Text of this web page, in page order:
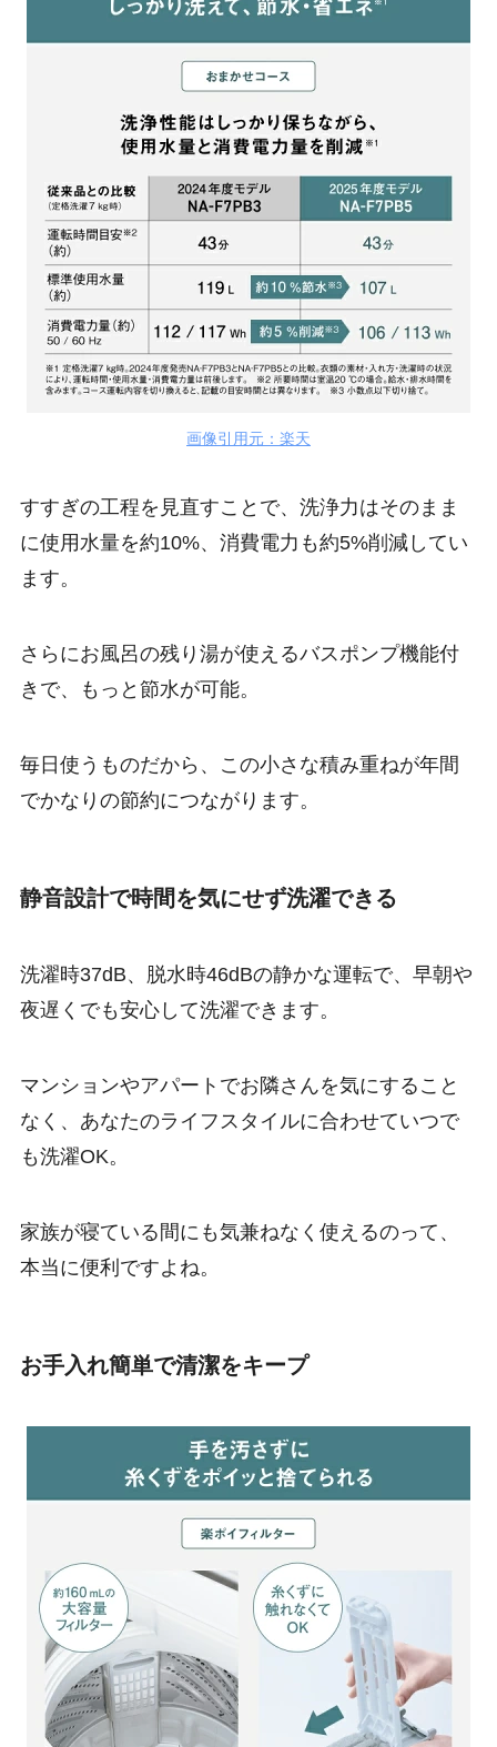
画像引用元：楽天
すすぎの工程を見直すことで、洗浄力はそのまま
に使用水量を約10%、消費電力も約5%削減してい
ます。
さらにお風呂の残り湯が使えるバスポンプ機能付
きで、もっと節水が可能。
毎日使うものだから、この小さな積み重ねが年間
でかなりの節約につながります。
静音設計で時間を気にせず洗濯できる
洗濯時37dB、脱水時46dBの静かな運転で、早朝や
夜遅くでも安心して洗濯できます。
マンションやアパートでお隣さんを気にすること
なく、あなたのライフスタイルに合わせていつで
も洗濯OK。
家族が寝ている間にも気兼ねなく使えるのって、
本当に便利ですよね。
お手入れ簡単で清潔をキープ